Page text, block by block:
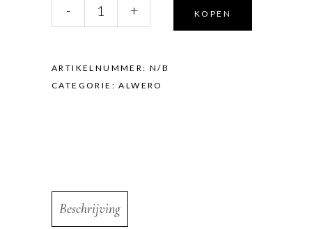
- + KOPEN
ARTIKELNUMMER: N/B
CATEGORIE:ALWERO
Beschrijving